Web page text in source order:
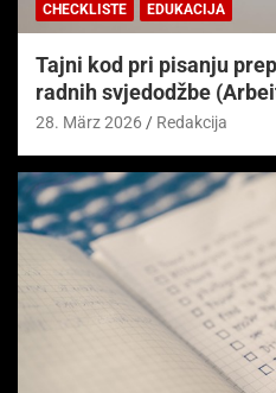
CHECKLISTE EDUKACIJA
Tajni kod pri pisanju
radnih svjedodžbe
28. März 2026 Redakcija